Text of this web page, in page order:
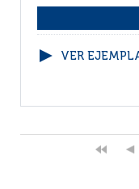
VER